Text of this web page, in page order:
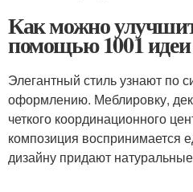
Как можно
помощью 1001
Элегантный стиль узнают по
оформлению. Меблировку,
четкого координационного
композиция воспринимается
дизайну придают